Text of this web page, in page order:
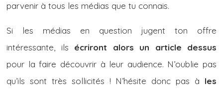
parvenir à tous les médias que tu connais.
Si les médias en question jugent ton offre
intéressante, ils écriront alors un article dessus
pour la faire découvrir à leur audience. N’oublie pas
qu’ils sont très sollicités ! N’hésite donc pas à les